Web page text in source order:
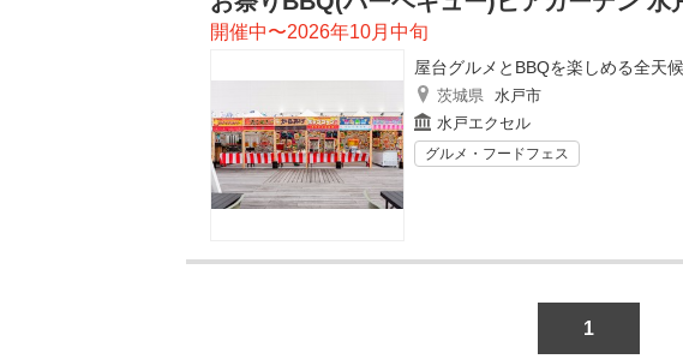
開催中〜2026年10月中旬
屋台グルメとBBQを楽しめる全天
茨城県 水戸市
水戸エクセル
グルメ・フードフェス
1